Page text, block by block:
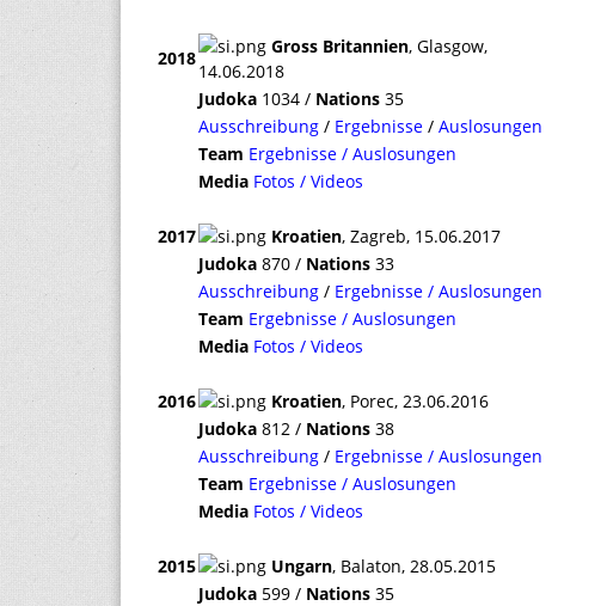
2018
Gross Britannien, Glasgow,
14.06.2018
Judoka 1034 / Nations 35
Ausschreibung/ Ergebnisse/ Auslosungen
Team Ergebnisse / Auslosungen
Media Fotos / Videos
2017 Kroatien, Zagreb, 15.06.2017
Judoka 870 / Nations 33
Ausschreibung/ Ergebnisse / Auslosungen
Team Ergebnisse / Auslosungen
Media Fotos / Videos
2016 Kroatien, Porec, 23.06.2016
Judoka 812 / Nations 38
Ausschreibung/ Ergebnisse / Auslosungen
Team Ergebnisse / Auslosungen
Media Fotos / Videos
2015 Ungarn, Balaton, 28.05.2015
Judoka 599 / Nations 35